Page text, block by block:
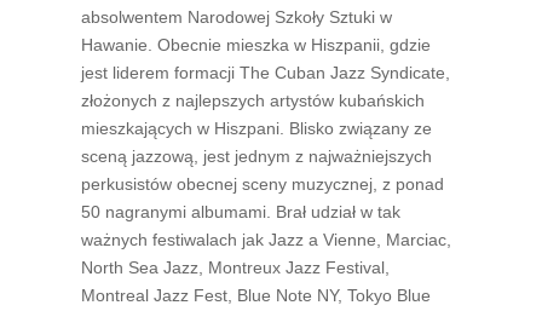
absolwentem Narodowej Szkoły Sztuki w
Hawanie. Obecnie mieszka w Hiszpanii, gdzie
jest liderem formacji The Cuban Jazz Syndicate,
złożonych z najlepszych artystów kubańskich
mieszkających w Hiszpani. Blisko związany ze
sceną jazzową, jest jednym z najważniejszych
perkusistów obecnej sceny muzycznej, z ponad
50 nagranymi albumami. Brał udział w tak
ważnych festiwalach jak Jazz a Vienne, Marciac,
North Sea Jazz, Montreux Jazz Festival,
Montreal Jazz Fest, Blue Note NY, Tokyo Blue